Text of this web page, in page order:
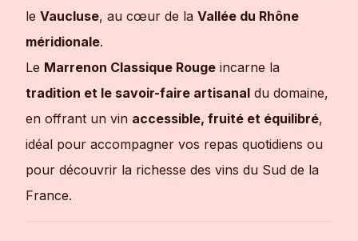
le Vaucluse, au cœur de la Vallée du Rhône
méridionale.
Le Marrenon Classique Rouge incarne la
tradition et le savoir-faire artisanal du domaine,
en offrant un vin accessible, fruité et équilibré,
idéal pour accompagner vos repas quotidiens ou
pour découvrir la richesse des vins du Sud de la
France.